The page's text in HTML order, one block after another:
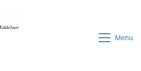
Menu